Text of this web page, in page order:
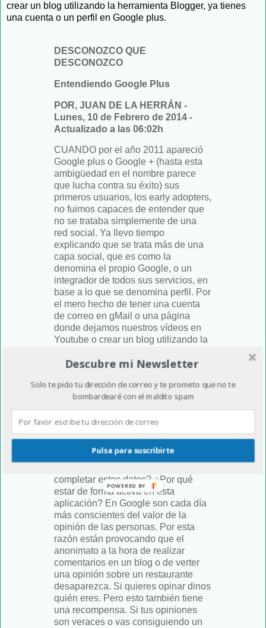
crear un blog utilizando la herramienta Blogger, ya tienes
una cuenta o un perfil en Google plus.
DESCONOZCO QUE
DESCONOZCO
Entendiendo Google Plus
POR, JUAN DE LA HERRÁN -
Lunes, 10 de Febrero de 2014 -
Actualizado a las 06:02h
CUANDO por el año 2011 apareció
Google plus o Google + (hasta esta
ambigüedad en el nombre parece
que lucha contra su éxito) sus
primeros usuarios, los early adopters,
no fuimos capaces de entender que
no se trataba simplemente de una
red social. Ya llevo tiempo
explicando que se trata más de una
capa social, que es como la
denomina el propio Google, o un
integrador de todos sus servicios, en
base a lo que se denomina perfil. Por
el mero hecho de tener una cuenta
de correo en gMail o una página
donde dejamos nuestros vídeos en
Youtube o crear un blog utilizando la
cuenta o un perfil en Google plus.
Lo que ocurre muchas veces es que
hasta no te encuentras con la
necesidad de tener que usar ese
perfil para algo, no eres consciente
de su existencia y por tanto, no has
permitir aprovechar mucho mejor
completar estos datos? ¿Por qué
estar de forma activa en esta
aplicación? En Google son cada día
más conscientes del valor de la
opinión de las personas. Por esta
razón están provocando que el
anonimato a la hora de realizar
comentarios en un blog o de verter
una opinión sobre un restaurante
desaparezca. Si quieres opinar dinos
quién eres. Pero esto también tiene
una recompensa. Si tus opiniones
son veraces o vas consiguiendo un
Descubre mi Newsletter
Solo te pido tu dirección de correo y te prometo que no te
bombardearé con el maldito spam
Pulsa para suscribirte
POWERED BY